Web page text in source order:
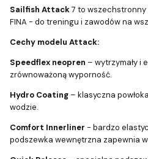
Sailfish Attack7 to wszechstronny
FINA - do treningu i zawodów na
Cechy modelu Attack:
Speedflex neopren – wytrzymały i
zrównoważoną wyporność.
Hydro Coating – klasyczna
wodzie.
Comfort Innerliner - bardzo
podszewka wewnętrzna zapewnia